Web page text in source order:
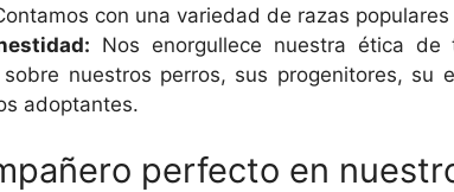
con una variedad de razas
Nos enorgullece nuestra ética de
nuestros perros, sus progenitores,
adoptantes.
perfecto en